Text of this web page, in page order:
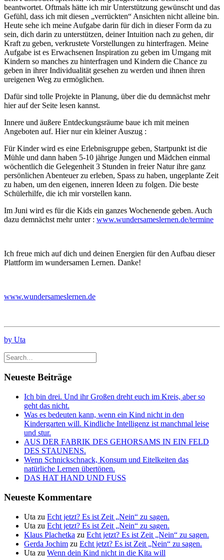
beantwortet. Oftmals hätte ich mir Unterstützung gewünscht und das
Gefühl, dass ich mit diesen „verrückten“ Ansichten nicht alleine bin.
Heute sehe ich meine Aufgabe darin für dich in dieser Form da zu
sein, dich darin zu unterstützen, deiner Intuition nach zu gehen, dir
Kraft zu geben, verkrustete Vorstellungen zu hinterfragen. Meine
Aufgabe ist es Erwachsenen Inspiration zu geben im Umgang mit
Kindern so manches zu hinterfragen und Kindern die Chance zu
geben in ihrer Individualität gesehen zu werden und ihnen ihren
ureigenen Weg zu ermöglichen.
Dafür sind tolle Projekte in Planung, über die du demnächst mehr
hier auf der Seite lesen kannst.
Innere und äußere Entdeckungsräume baue ich mit meinen
Angeboten auf. Hier nur ein kleiner Auszug :
Für Kinder wird es eine Erlebnisgruppe geben, Startpunkt ist die
Mühle und dann haben 5-10 jährige Jungen und Mädchen einmal
wöchentlich die Gelegenheit 3 Stunden in freier Natur ihre ganz
persönlichen Abenteuer zu erleben, Spass zu haben, ungeplante Zeit
zu haben, um den eigenen, inneren Ideen zu folgen. Die beste
Schülerhilfe, die ich mir vorstellen kann.
Im Juni wird es für die Kids ein ganzes Wochenende geben. Auch
dazu demnächst mehr unter : www.wundersameslernen.de/termine
Ich freue mich auf dich und deinen Energien für den Aufbau dieser
Plattform im wundersamen Lernen. Danke!
www.wundersameslernen.de
by Uta
Neueste Beiträge
Ich bin drei. Und ihr Großen dreht euch im Kreis, aber so
geht das nicht.
Was es bedeuten kann, wenn ein Kind nicht in den
Kindergarten will. Kindliche Intelligenz ist manchmal leise
und stur.
AUS DER FABRIK DES GEHORSAMS IN EIN FELD
DES STAUNENS.
Wenn Schnickschnack, Konsum und Eitelkeiten das
natürliche Lernen übertönen.
DAS HAT HAND UND FUSS
Neueste Kommentare
Uta zu Echt jetzt? Es ist Zeit „Nein“ zu sagen.
Uta zu Echt jetzt? Es ist Zeit „Nein“ zu sagen.
Klaus Plachetka zu Echt jetzt? Es ist Zeit „Nein“ zu sagen.
Gerda Jochim zu Echt jetzt? Es ist Zeit „Nein“ zu sagen.
Uta zu Wenn dein Kind nicht in die Kita will